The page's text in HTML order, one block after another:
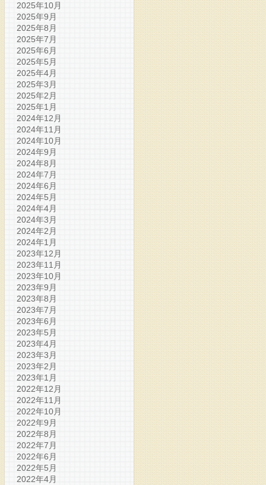
2025年10月
2025年9月
2025年8月
2025年7月
2025年6月
2025年5月
2025年4月
2025年3月
2025年2月
2025年1月
2024年12月
2024年11月
2024年10月
2024年9月
2024年8月
2024年7月
2024年6月
2024年5月
2024年4月
2024年3月
2024年2月
2024年1月
2023年12月
2023年11月
2023年10月
2023年9月
2023年8月
2023年7月
2023年6月
2023年5月
2023年4月
2023年3月
2023年2月
2023年1月
2022年12月
2022年11月
2022年10月
2022年9月
2022年8月
2022年7月
2022年6月
2022年5月
2022年4月